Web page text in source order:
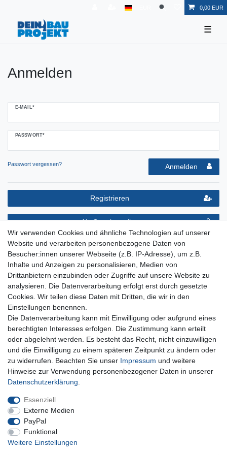
0,00 EUR
☰
Anmelden
E-MAIL*
PASSWORT*
Passwort vergessen? Anmelden
Registrieren
Als Gast bestellen
Für Fragen zu unseren Produkten und Bestellungen
erreichen Sie uns per E-Mail oder Telefon:
+49 5741 9099422 oder
info@dein-bau-projekt.de
Versand und Zahlung
Impressum
Datenschutzerklärung
AGB
Kontakt
Infos Ratenkauf mit easyCredit
Qualität made in Germany
Schnelle & sichere Lieferung
Ideal für Selbermacher (DIY)
Widerrufs­recht
Wir verwenden Cookies und ähnliche Technologien auf unserer
Website und verarbeiten personenbezogene Daten von
Besucher:innen unserer Webseite (z.B. IP-Adresse), um z.B.
Inhalte und Anzeigen zu personalisieren, Medien von
Drittanbietern einzubinden oder Zugriffe auf unsere Website zu
analysieren. Die Datenverarbeitung erfolgt erst durch gesetzte
Cookies. Wir teilen diese Daten mit Dritten, die wir in den
Einstellungen benennen.
Die Datenverarbeitung kann mit Einwilligung oder aufgrund eines
berechtigten Interesses erfolgen. Die Zustimmung kann erteilt
oder abgelehnt werden. Es besteht das Recht, nicht einzuwilligen
und die Einwilligung zu einem späteren Zeitpunkt zu ändern oder
zu widerrufen. Beachten Sie unser Impressum und weitere
Hinweise zur Verwendung personenbezogener Daten in unserer
Daten­schutz­erklärung
Essenziell
Externe Medien
PayPal
Funktional
Weitere Einstellungen